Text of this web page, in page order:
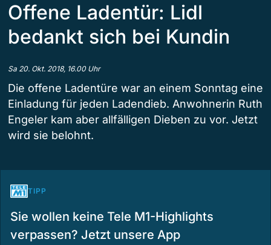
Offene Ladentür: Lidl
bedankt sich bei Kundin
Sa 20. Okt. 2018, 16.00 Uhr
Die offene Ladentüre war an einem Sonntag eine
Einladung für jeden Ladendieb. Anwohnerin Ruth
Engeler kam aber allfälligen Dieben zu vor. Jetzt
wird sie belohnt.
TIPP
Sie wollen keine Tele M1-Highlights
verpassen? Jetzt unsere App